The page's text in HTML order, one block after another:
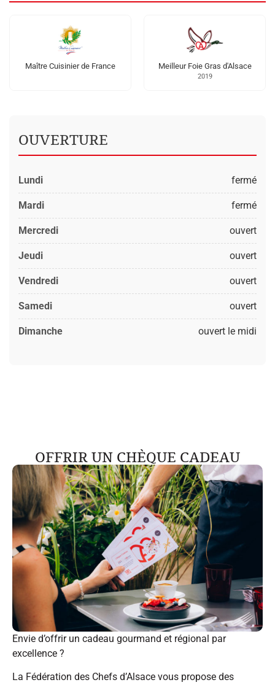
Maître Cuisinier de France Meilleur Foie Gras d'Alsace
2019
OUVERTURE
Lundi fermé
Mardi fermé
Mercredi ouvert
Jeudi ouvert
Vendredi ouvert
Samedi ouvert
Dimanche ouvert le midi
OFFRIR UN CHÈQUE CADEAU
Envie d’offrir un cadeau gourmand et régional par
excellence ?
La Fédération des Chefs d’Alsace vous propose des